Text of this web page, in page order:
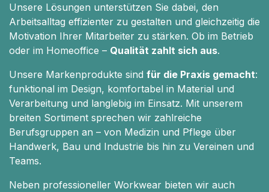
Unsere Lösungen unterstützen Sie dabei, den
Arbeitsalltag effizienter zu gestalten und gleichzeitig die
Motivation Ihrer Mitarbeiter zu stärken. Ob im Betrieb
oder im Homeoffice – Qualität zahlt sich aus.
Unsere Markenprodukte sind für die Praxis gemacht:
funktional im Design, komfortabel in Material und
Verarbeitung und langlebig im Einsatz. Mit unserem
breiten Sortiment sprechen wir zahlreiche
Berufsgruppen an – von Medizin und Pflege über
Handwerk, Bau und Industrie bis hin zu Vereinen und
Teams.
Neben professioneller Workwear bieten wir auch